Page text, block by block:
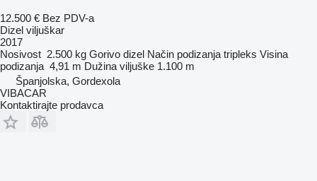
12.500 € Bez PDV-a
Dizel viljuškar
2017
Nosivost 2.500 kg Gorivo dizel Način podizanja tripleks Visina
podizanja 4,91 m Dužina viljuške 1.100 m
Španjolska, Gordexola
VIBACAR
Kontaktirajte prodavca